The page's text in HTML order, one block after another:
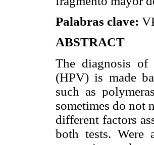
Palabras clave:
ABSTRACT
The diagnosis of
(HPV) is made
such as
sometimes do not
different factors
both tests. Were